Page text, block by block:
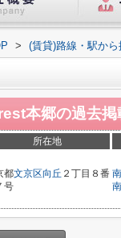
> (賃貸)路線・駅から
本郷の過去
所在地
都文京区向丘 ２丁目８番
号